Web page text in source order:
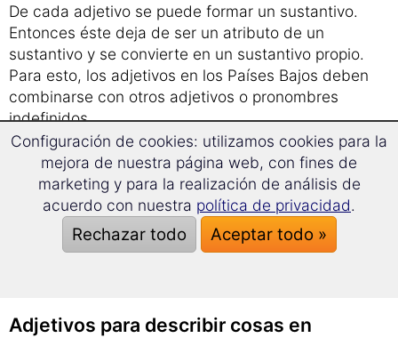
De cada adjetivo se puede formar un sustantivo.
Entonces éste deja de ser un atributo de un
sustantivo y se convierte en un sustantivo propio.
Para esto, los adjetivos en los Países Bajos deben
combinarse con otros adjetivos o pronombres
indefinidos.
El adjetivo como sustantivo tiene la terminación
-s.
Ejemplo:
Ik heb vandaagwat leuks
beleefd. → Hoy he
vivido algo estupendo.
Adjetivos para describir cosas en
Configuración de cookies: utilizamos cookies para la
mejora de nuestra página web, con fines de
marketing y para la realización de análisis de
acuerdo con nuestra política de privacidad.
Rechazar todo Aceptar todo »